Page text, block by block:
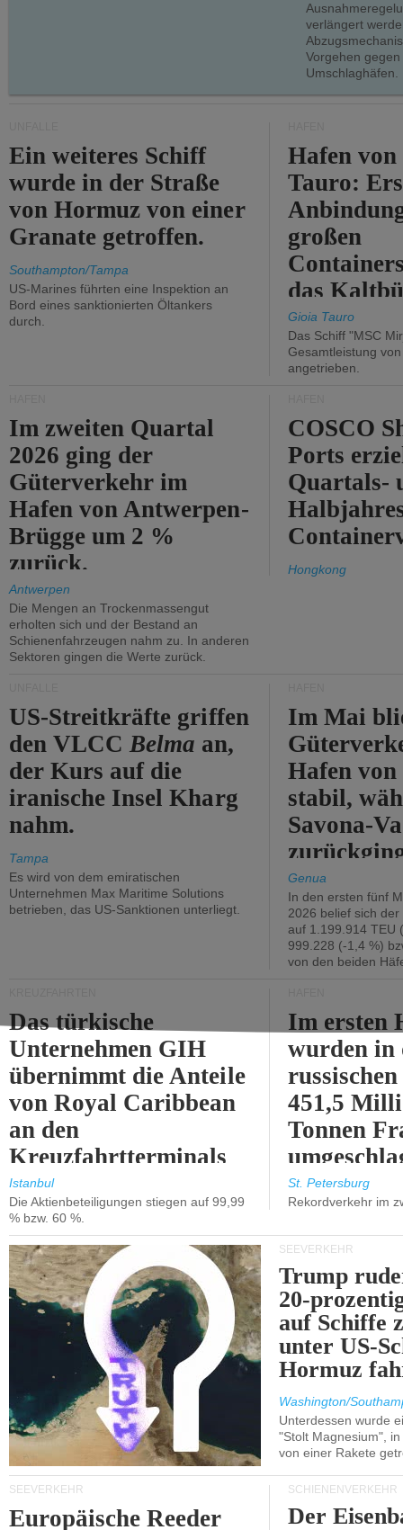
verlängert
Vorgehen
Umschlaghäfen.
Ein weiteres Schiff
wurde in der Straße
von Hormuz von einer
Granate getroffen.
Southampton/Tampa
US-Marines führten eine Inspektion an
Bord eines sanktionierten Öltankers
durch.
Hafen
Tauro:
großen
das
Gioia Tauro
Das Schiff "MSC
Gesamtleistung
angetrieben.
Im zweiten Quartal
2026 ging der
Güterverkehr im
Hafen von Antwerpen-
Brügge um 2 %
zurück.
Antwerpen
Die Mengen an Trockenmassengut
erholten sich und der Bestand an
Schienenfahrzeugen nahm zu. In anderen
Sektoren gingen die Werte zurück.
COSCO
Ports
Quartals-
Hongkong
US-Streitkräfte griffen
den VLCCBelma an,
der Kurs auf die
iranische Insel Kharg
nahm.
Tampa
Es wird von dem emiratischen
Unternehmen Max Maritime Solutions
betrieben, das US-Sanktionen unterliegt.
Im Mai
Hafen von
stabil,
Savona-
Genua
In den ersten fünf
2026 belief sich
auf 1.199.914 TEU
999.228 (-1,4 %)
von den beiden
Das türkische
Unternehmen GIH
übernimmt die Anteile
von Royal Caribbean
an den
Kreuzfahrtterminals
in Kusadasi und
Lissabon.
Istanbul
Die Aktienbeteiligungen stiegen auf 99,99
% bzw. 60 %.
Im ersten
wurden in
451,5
Tonnen
%).
St. Petersburg
Rekordverkehr im
SEEVERKEHR
Trump
20-
auf Schiffe
unter US-
Hormuz
Washington/
Unterdessen wurde
"Stolt Magnesium",
von einer Rakete
SEEVERKEHR
Europäische Reeder
SCHIENENVERKEHR
Der